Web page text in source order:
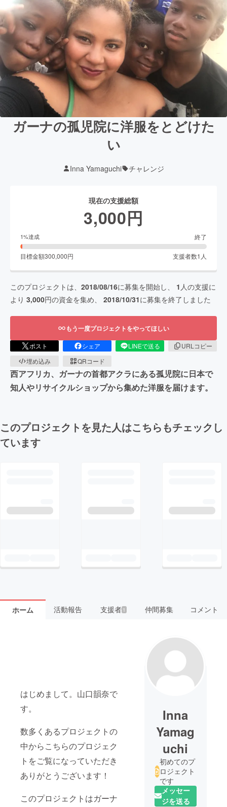
ガーナの孤児院に洋服をとどけた
い
Inna Yamaguchi チャレンジ
現在の支援総額
3,000円
1%達成 終了
目標金額300,000円 支援者数1 人
このプロジェクトは、 2018/08/16に募集を開始し、 1 人の支援に
より 3,000円の資金を集め、 2018/10/31に募集を終了しました
もう一度プロジェクトをやってほしい
ポスト シェア LINEで送る
URLコピー
埋め込み
QRコード
西アフリカ、ガーナの首都アクラにある孤児院に日本で
知人やリサイクルショップから集めた洋服を届けます。
このプロジェクトを見た人はこちらもチェックし
ています
ホーム 活動報告 支援者 1 仲間募集 コメント
はじめまして。山口韻奈で
す。
数多くあるプロジェクトの
中からこちらのプロジェク
トをご覧になっていただき
ありがとうございます！
このプロジェクトはガーナ
Inna
Yamag
uchi
初めてのプ
ロジェクト
です
メッセー
ジを送る